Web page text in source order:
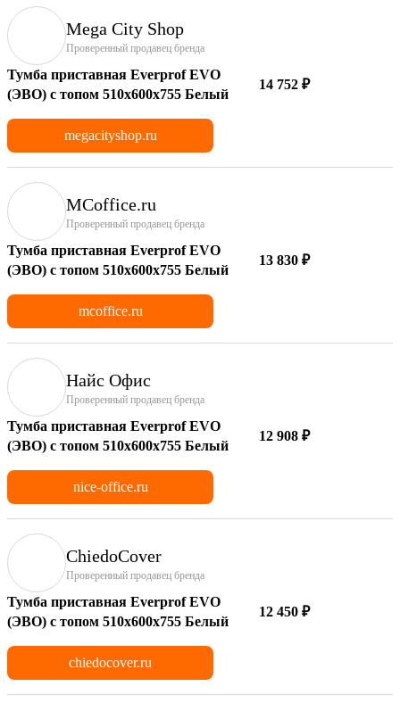
Mega City Shop
Проверенный продавец бренда
Тумба приставная Everprof EVO
(ЭВО) с топом 510х600x755 Белый
14 752 ₽
megacityshop.ru
MCoffice.ru
Проверенный продавец бренда
Тумба приставная Everprof EVO
(ЭВО) с топом 510х600x755 Белый
13 830 ₽
mcoffice.ru
Найс Офис
Проверенный продавец бренда
Тумба приставная Everprof EVO
(ЭВО) с топом 510х600x755 Белый
12 908 ₽
nice-office.ru
ChiedoCover
Проверенный продавец бренда
Тумба приставная Everprof EVO
(ЭВО) с топом 510х600x755 Белый
12 450 ₽
chiedocover.ru